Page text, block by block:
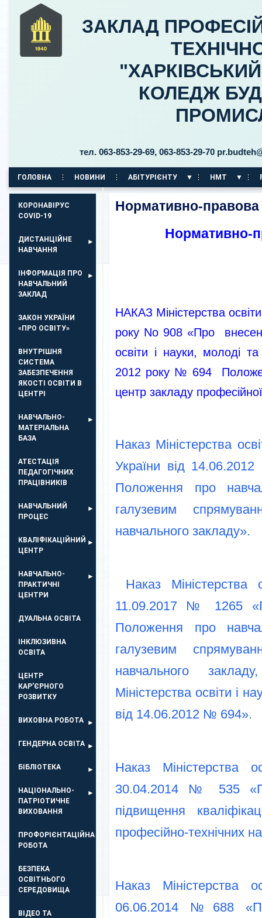
ЗАКЛАД
КОЛЕДЖ
30 тел. 063-853-29-69, 063-853-29-70
ГОЛОВНА НОВИНИ АБІТУРІЄНТУ НМТ
КОРОНАВІРУС
COVID-19
ДИСТАНЦІЙНЕ
НАВЧАННЯ
ІНФОРМАЦІЯ ПРО
НАВЧАЛЬНИЙ
ЗАКЛАД
ЗАКОН УКРАЇНИ
«ПРО ОСВІТУ»
ВНУТРІШНЯ
СИСТЕМА
ЗАБЕЗПЕЧЕННЯ
ЯКОСТІ ОСВІТИ В
ЦЕНТРІ
НАВЧАЛЬНО-
МАТЕРІАЛЬНА
БАЗА
АТЕСТАЦІЯ
ПЕДАГОГІЧНИХ
ПРАЦІВНИКІВ
НАВЧАЛЬНИЙ
ПРОЦЕС
КВАЛІФІКАЦІЙНИЙ
ЦЕНТР
НАВЧАЛЬНО-
ПРАКТИЧНІ
ЦЕНТРИ
ДУАЛЬНА ОСВІТА
ІНКЛЮЗИВНА
ОСВІТА
ЦЕНТР
КАР’ЄРНОГО
РОЗВИТКУ
ВИХОВНА РОБОТА
ГЕНДЕРНА ОСВІТА
БІБЛІОТЕКА
НАЦІОНАЛЬНО-
ПАТРІОТИЧНЕ
ВИХОВАННЯ
ПРОФОРІЄНТАЦІЙНА
РОБОТА
БЕЗПЕКА
ОСВIТНЬОГО
СЕРЕДОВИЩА
ВІДЕО ТА
Нормативно-правова
Нормативно-
НАКАЗ Міністерства
року No 908 «Про
освіти і науки, молоді
2012 року № 694
центр закладу
Наказ Міністерства
України від
Положення про
галузевим
навчального закладу».
Наказ Міністерства
11.09.2017 № 1265
Положення про
галузевим
навчального
Міністерства освіти і
від 14.06.2012 № 694».
Наказ Міністерства
30.04.2014 № 535
підвищення
професійно-технічних
Наказ Міністерства
06.06.2014 №688